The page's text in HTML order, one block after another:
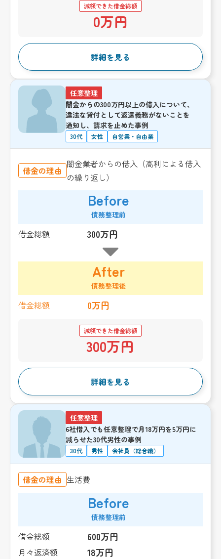
減額できた借金総額
0万円
詳細を見る
任意整理
闇金からの300万円以上の借入について、
違法な貸付として返還義務がないことを
通知し、請求を止めた事例
30代 女性 自営業・自由業
借金の理由
闇金業者からの借入（高利による借入
の繰り返し）
Before
債務整理前
借金総額 300万円
After
債務整理後
借金総額 0万円
減額できた借金総額
300万円
詳細を見る
任意整理
6社借入でも任意整理で月18万円を5万円に
減らせた30代男性の事例
30代 男性 会社員（総合職）
借金の理由 生活費
Before
債務整理前
借金総額 600万円
月々返済額 18万円